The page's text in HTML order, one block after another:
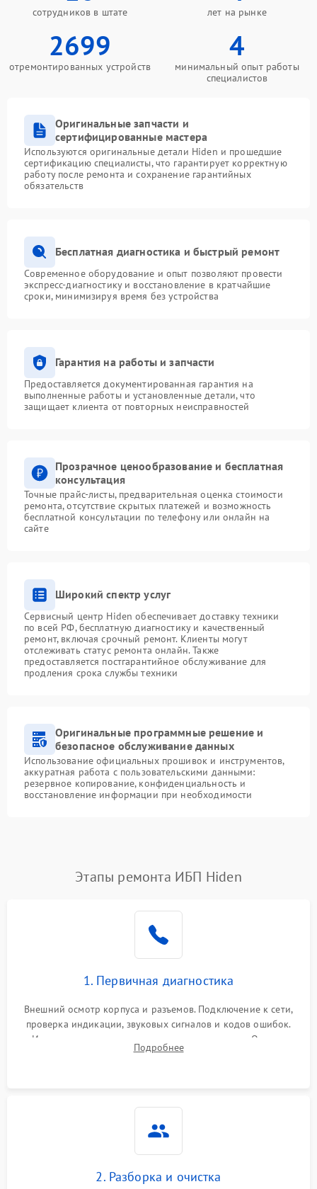
сотрудников в штате лет на рынке
2699
отремонтированных устройств
4
минимальный опыт работы
специалистов
Оригинальные запчасти и
сертифицированные мастера
Используются оригинальные детали Hiden и прошедшие
сертификацию специалисты, что гарантирует корректную
работу после ремонта и сохранение гарантийных
обязательств
Бесплатная диагностика и быстрый ремонт
Современное оборудование и опыт позволяют провести
экспресс-диагностику и восстановление в кратчайшие
сроки, минимизируя время без устройства
Гарантия на работы и запчасти
Предоставляется документированная гарантия на
выполненные работы и установленные детали, что
защищает клиента от повторных неисправностей
Прозрачное ценообразование и бесплатная
консультация
Точные прайс-листы, предварительная оценка стоимости
ремонта, отсутствие скрытых платежей и возможность
бесплатной консультации по телефону или онлайн на
сайте
Широкий спектр услуг
Сервисный центр Hiden обеспечивает доставку техники
по всей РФ, бесплатную диагностику и качественный
ремонт, включая срочный ремонт. Клиенты могут
отслеживать статус ремонта онлайн. Также
предоставляется постгарантийное обслуживание для
продления срока службы техники
Оригинальные программные решение и
безопасное обслуживание данных
Использование официальных прошивок и инструментов,
аккуратная работа с пользовательскими данными:
резервное копирование, конфиденциальность и
восстановление информации при необходимости
Этапы ремонта ИБП Hiden
1. Первичная диагностика
Внешний осмотр корпуса и разъемов. Подключение к сети,
проверка индикации, звуковых сигналов и кодов ошибок.
Измерение входного и выходного напряжения. Оценка
реакции ИБП на отключение основного питания без
Подробнее
2. Разборка и очистка